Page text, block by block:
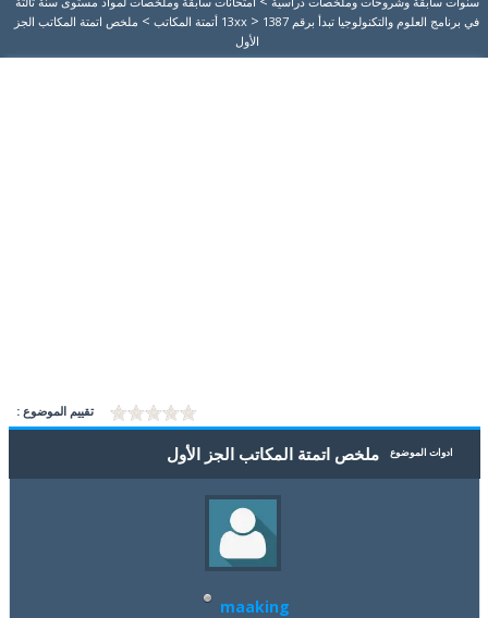
في برنامج العلوم والتكنولوجيا تبدأ برقم 13xx
> 1387 أتمتة المكاتب > ملخص اتمتة المكاتب الجز
الأول
تقييم الموضوع :
ادوات الموضوع ملخص اتمتة المكاتب الجز الأول
maaking